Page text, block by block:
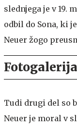
slednjega je v 19.
odbil do Sona, ki
Neuer žogo
Fotogalerija
Tudi drugi del so
Neuer je moral v